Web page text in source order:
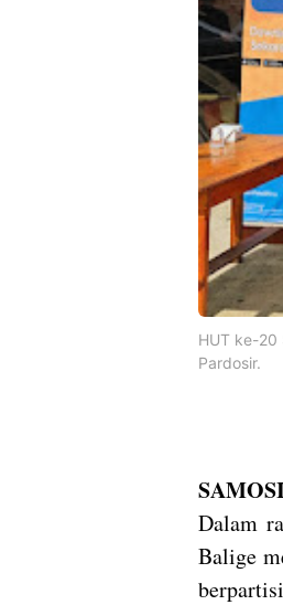
HUT ke-20
Pardosir.
Dalam
Balige